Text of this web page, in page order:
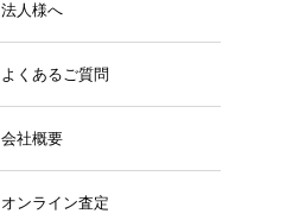
法人様へ
よくあるご質問
会社概要
オンライン査定